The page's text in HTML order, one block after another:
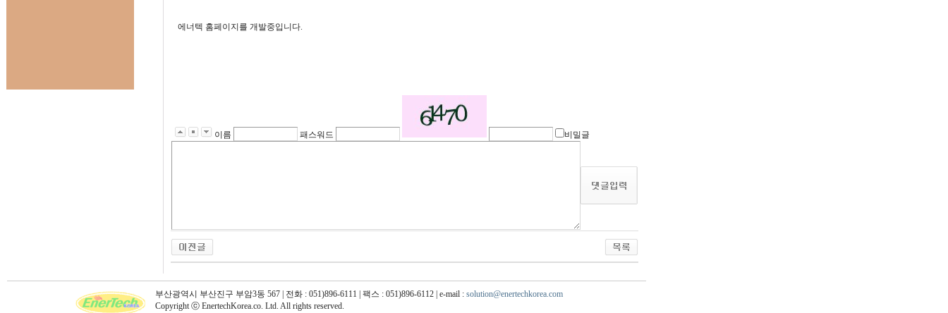
에너텍 홈페이지를 개발중입니다.
이름 패스워드 비밀글
부산광역시 부산진구 부암3동 567 | 전화 : 051)896-6111 | 팩스 : 051)896-6112 | e-mail : solution@enertechkorea.com
Copyright ⓒ EnertechKorea.co. Ltd. All rights reserved.